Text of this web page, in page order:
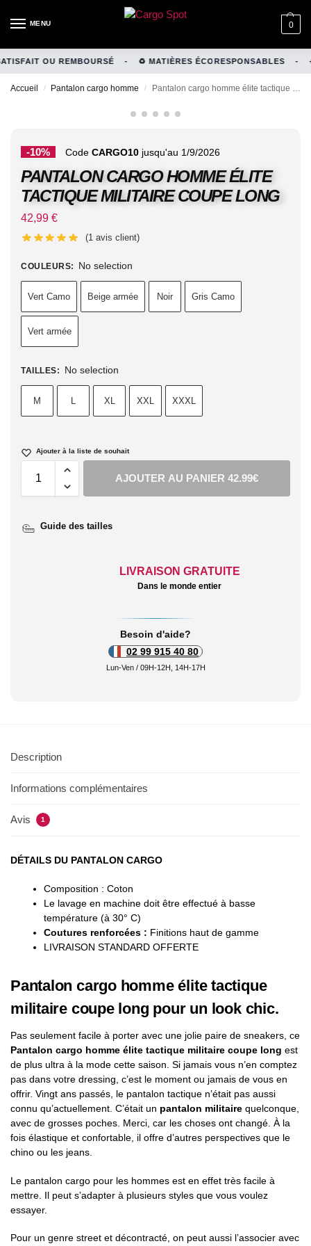
MENU 0
OU REMBOURSÉ ♻️ MATIÈRES ÉCORESPONSABLES
Accueil / Pantalon cargo homme / Pantalon cargo homme élite tactique militaire coupe long
-10% Code CARGO10 jusqu'au 1/9/2026
PANTALON CARGO HOMME ÉLITE
TACTIQUE MILITAIRE COUPE LONG
42,99 €
(1 avis client)
COULEURS: No selection
Vert Camo Beige armée Noir Gris Camo
Vert armée
TAILLES: No selection
M L XL XXL XXXL
Ajouter à la liste de souhait
AJOUTER AU PANIER 42.99€
Guide des tailles
LIVRAISON GRATUITE
Dans le monde entier
Besoin d'aide?
02 99 915 40 80
Lun-Ven / 09H-12H, 14H-17H
Description
Informations complémentaires
Avis 1
DÉTAILS DU PANTALON CARGO
Composition : Coton
Le lavage en machine doit être effectué à basse
température (à 30° C)
Coutures renforcées : Finitions haut de gamme
LIVRAISON STANDARD OFFERTE
Pantalon cargo homme élite tactique
militaire coupe long pour un look chic.
Pas seulement facile à porter avec une jolie paire de sneakers, ce
Pantalon cargo homme élite tactique militaire coupe long est
de plus ultra à la mode cette saison. Si jamais vous n’en comptez
pas dans votre dressing, c’est le moment ou jamais de vous en
offrir. Vingt ans passés, le pantalon tactique n’était pas aussi
connu qu’actuellement. C’était un pantalon militaire quelconque,
avec de grosses poches. Merci, car les choses ont changé. À la
fois élastique et confortable, il offre d’autres perspectives que le
chino ou les jeans.
Le pantalon cargo pour les hommes est en effet très facile à
mettre. Il peut s’adapter à plusieurs styles que vous voulez
essayer.
Pour un genre street et décontracté, on peut aussi l’associer avec